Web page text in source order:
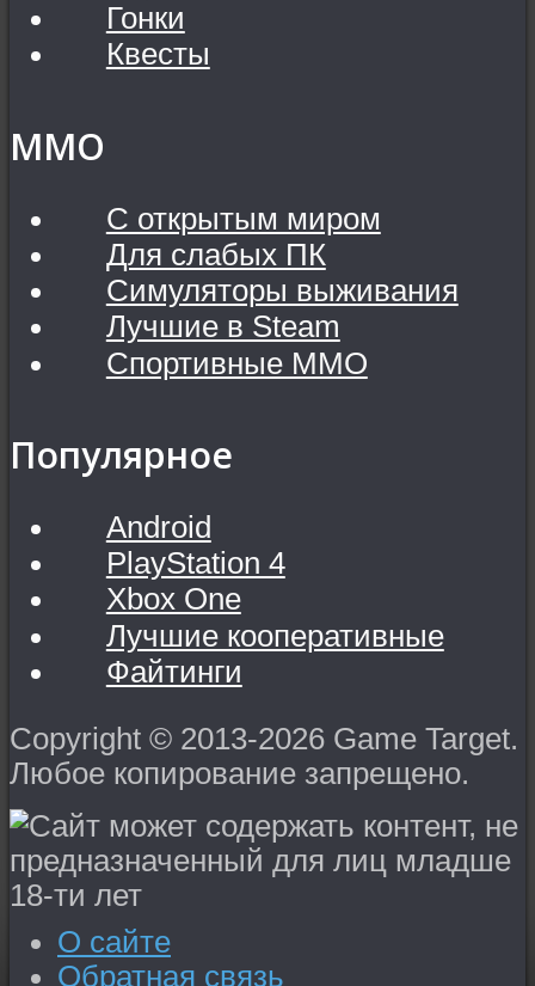
Гонки
Квесты
MMO
С открытым миром
Для слабых ПК
Симуляторы выживания
Лучшие в Steam
Спортивные MMO
Популярное
Android
PlayStation 4
Xbox One
Лучшие кооперативные
Файтинги
Copyright © 2013-2026 Game Target.
Любое копирование запрещено.
О сайте
Обратная связь